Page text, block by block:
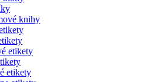
knihy
etikety
etikety